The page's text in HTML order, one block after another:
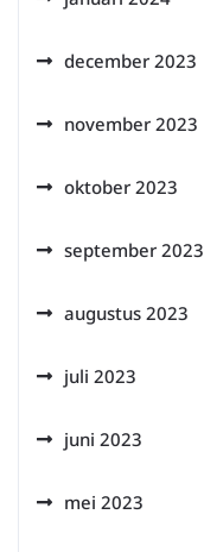
december 2023
november 2023
oktober 2023
september 2023
augustus 2023
juli 2023
juni 2023
mei 2023